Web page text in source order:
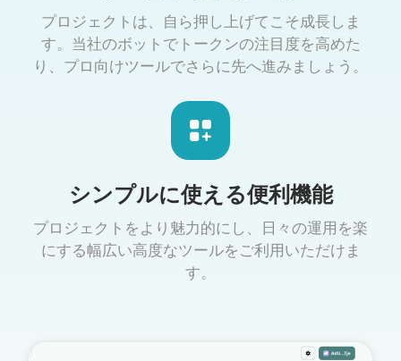
プロジェクトは、自ら押し上げてこそ成長しま
す。当社のボットでトークンの注目度を高めた
り、プロ向けツールでさらに先へ進みましょう。
シンプルに使える便利機能
プロジェクトをより魅力的にし、日々の運用を楽
にする幅広い高度なツールをご利用いただけま
す。